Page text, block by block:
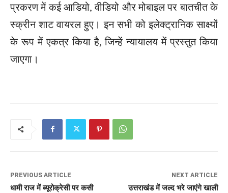
प्रकरण में कई आडियो, वीडियो और मोबाइल पर बातचीत के
स्क्रीन शाट वायरल हुए। इन सभी को इलेक्ट्रानिक साक्ष्यों
के रूप में एकत्र किया है, जिन्हें न्यायालय में प्रस्तुत किया
जाएगा।
PREVIOUS ARTICLE
धामी राज में ब्यूरोक्रेसी पर कसी
NEXT ARTICLE
उत्तराखंड में जल्द भरे जाएंगे खाली